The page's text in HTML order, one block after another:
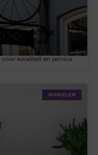
voor kwaliteit en service
WINKELEN